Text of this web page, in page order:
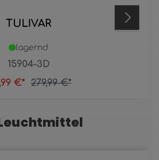
TULIVAR
15904-3D
lagernd
€* 279,99 €*